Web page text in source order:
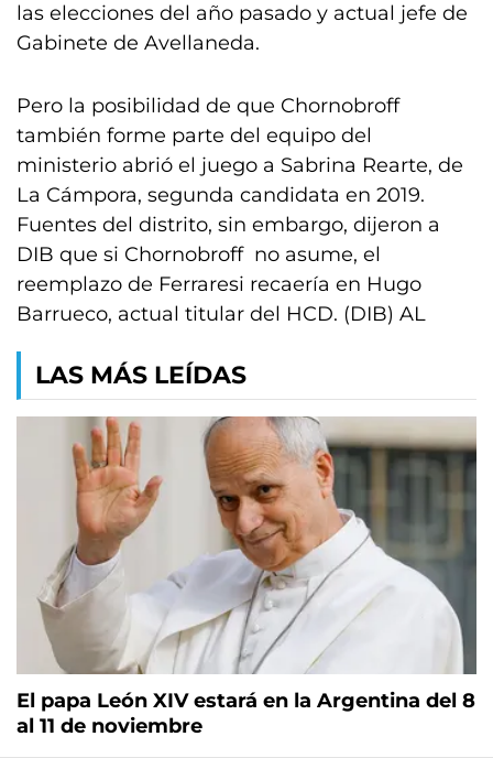
las elecciones del año pasado y actual jefe de
Gabinete de Avellaneda.
Pero la posibilidad de que Chornobroff
también forme parte del equipo del
ministerio abrió el juego a Sabrina Rearte, de
La Cámpora, segunda candidata en 2019.
Fuentes del distrito, sin embargo, dijeron a
DIB que si Chornobroff no asume, el
reemplazo de Ferraresi recaería en Hugo
Barrueco, actual titular del HCD. (DIB) AL
LAS MÁS LEÍDAS
El papa León XIV estará en la Argentina del 8
al 11 de noviembre